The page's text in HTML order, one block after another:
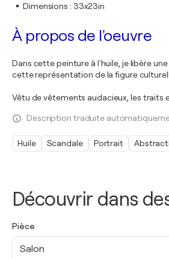
Découvrir dans
Pièce
Salon
Dimensions : 33x23in
À propos de l'oeuvre
Dans cette peinture à l'huile, je libère
cette représentation de la figure
Vêtu de vêtements audacieux, les
Description traduite
Huile Scandale Portrait